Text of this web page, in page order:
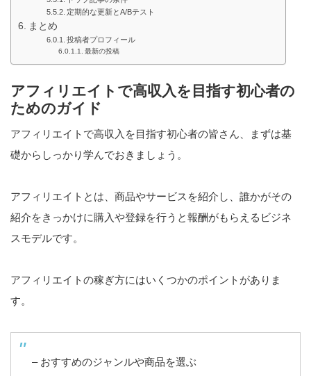
定期的な更新とA/Bテスト
まとめ
投稿者プロフィール
最新の投稿
アフィリエイトで高収入を目指す初心者の
ためのガイド
アフィリエイトで高収入を目指す初心者の皆さん、まずは基
礎からしっかり学んでおきましょう。
アフィリエイトとは、商品やサービスを紹介し、誰かがその
紹介をきっかけに購入や登録を行うと報酬がもらえるビジネ
スモデルです。
アフィリエイトの稼ぎ方にはいくつかのポイントがありま
す。
– おすすめのジャンルや商品を選ぶ